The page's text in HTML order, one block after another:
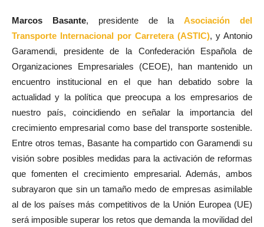
Marcos Basante, presidente de laAsociación del
Transporte Internacional por Carretera (ASTIC), y Antonio
Garamendi, presidente de la Confederación Española de
Organizaciones Empresariales (CEOE), han mantenido un
encuentro institucional en el que han debatido sobre la
actualidad y la política que preocupa a los empresarios de
nuestro país, coincidiendo en señalar la importancia del
crecimiento empresarial como base del transporte sostenible.
Entre otros temas, Basante ha compartido con Garamendi su
visión sobre posibles medidas para la activación de reformas
que fomenten el crecimiento empresarial. Además, ambos
subrayaron que sin un tamaño medo de empresas asimilable
al de los países más competitivos de la Unión Europea (UE)
será imposible superar los retos que demanda la movilidad del